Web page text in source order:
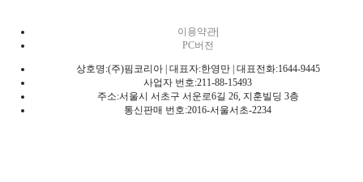
이용약관
PC버전
상호명:(주)핌코리아 | 대표자:한영만 | 대표전화:1644-9445
사업자 번호:211-88-15493
주소:서울시 서초구 서운로6길 26, 지훈빌딩 3층
통신판매 번호:2016-서울서초-2234